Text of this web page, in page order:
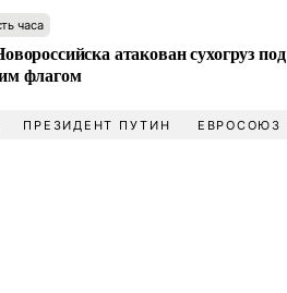
часа
атакован сухогруз под
флагом
ПРЕЗИДЕНТ ПУТИН ЕВРОСОЮЗ